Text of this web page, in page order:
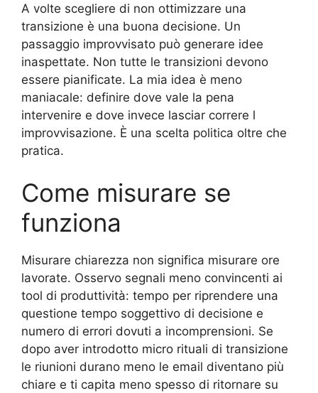
A volte scegliere di non ottimizzare una
transizione è una buona decisione. Un
passaggio improvvisato può generare idee
inaspettate. Non tutte le transizioni devono
essere pianificate. La mia idea è meno
maniacale: definire dove vale la pena
intervenire e dove invece lasciar correre l
improvvisazione. È una scelta politica oltre che
pratica.
Come misurare se
funziona
Misurare chiarezza non significa misurare ore
lavorate. Osservo segnali meno convincenti ai
tool di produttività: tempo per riprendere una
questione tempo soggettivo di decisione e
numero di errori dovuti a incomprensioni. Se
dopo aver introdotto micro rituali di transizione
le riunioni durano meno le email diventano più
chiare e ti capita meno spesso di ritornare su